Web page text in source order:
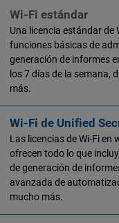
Wi-Fi estándar
Una licencia estándar de
funciones básicas de
generación de informes
los 7 días de la semana,
más.
Wi-Fi de Unified
Las licencias deWi-Fien
ofrecen todo lo que
de generación de
avanzada de
mucho más.